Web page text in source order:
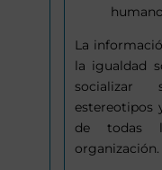
La
la igualdad
socializar
estereotipos
de todas
organización.